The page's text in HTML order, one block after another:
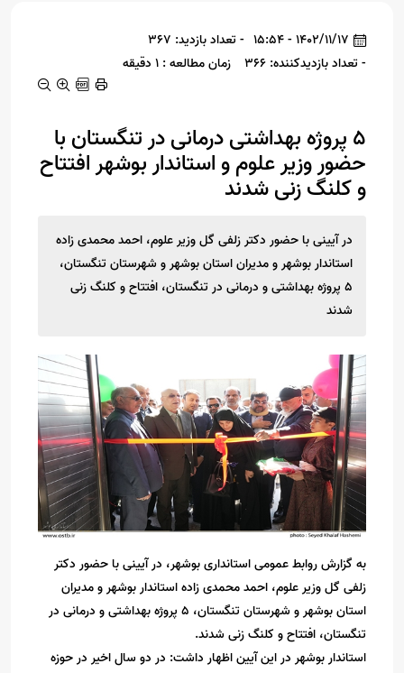
1402/11/17 - 15:54
- تعداد بازدید: 367
- تعداد بازدیدکننده: 366
زمان مطالعه : 1 دقیقه
۵ پروژه بهداشتی درمانی در تنگستان با
حضور وزیر علوم و استاندار بوشهر افتتاح
و کلنگ زنی شدند
در آیینی با حضور دکتر زلفی گل وزیر علوم، احمد محمدی زاده
استاندار بوشهر و مدیران استان بوشهر و شهرستان تنگستان،
۵ پروژه بهداشتی و درمانی در تنگستان، افتتاح و کلنگ زنی
شدند
به گزارش روابط عمومی استانداری بوشهر، در آیینی با حضور دکتر
زلفی گل وزیر علوم، احمد محمدی زاده استاندار بوشهر و مدیران
استان بوشهر و شهرستان تنگستان، ۵ پروژه بهداشتی و درمانی در
تنگستان، افتتاح و کلنگ زنی شدند.
استاندار بوشهر در این آیین اظهار داشت: در دو سال اخیر در حوزه